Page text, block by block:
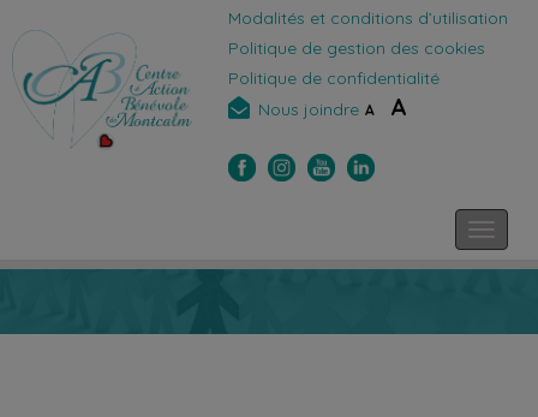
Modalités et conditions d’utilisation
Politique de gestion des cookies
Politique de confidentialité
Nous joindre A A